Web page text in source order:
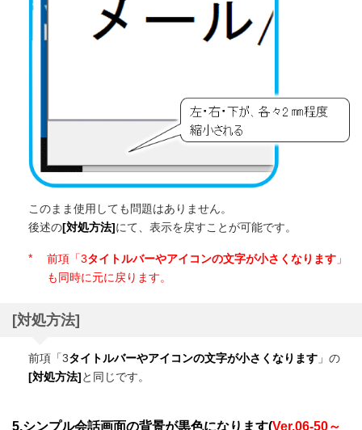
このまま使用しても問題はありません。
後述の[対処方法]にて、表示を戻すことが可能です。
* 前項「3タイトルバーやアイコンの文字が小さくなります 」
も同時に元に戻ります。
[対処方法]
前項「3タイトルバーやアイコンの文字が小さくなります 」の
[対処方法]と同じです。
5.シンプル会話画面の背景が黒色になります(Ver.06-50～